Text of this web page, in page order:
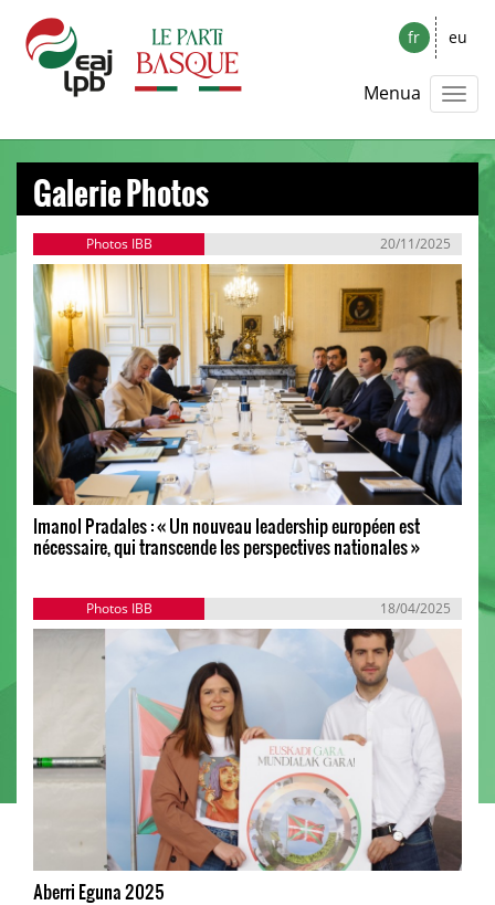
fr eu
Menua
Galerie Photos
Photos IBB 20/11/2025
Imanol Pradales : « Un nouveau leadership européen est
nécessaire, qui transcende les perspectives nationales »
Photos IBB 18/04/2025
Aberri Eguna 2025